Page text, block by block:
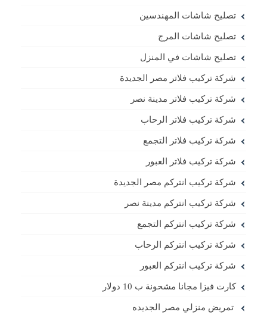
تصليح شاشات المهندسين
تصليح شاشات المرج
تصليح شاشات في المنزل
شركة تركيب فلاتر مصر الجديدة
شركة تركيب فلاتر مدينة نصر
شركة تركيب فلاتر الرحاب
شركة تركيب فلاتر التجمع
شركة تركيب فلاتر العبور
شركة تركيب انتركم مصر الجديدة
شركة تركيب انتركم مدينة نصر
شركة تركيب انتركم التجمع
شركة تركيب انتركم الرحاب
شركة تركيب انتركم العبور
كارت فيزا مجانا مشحونة ب 10 دولار
تمريض منزلي مصر الجديده